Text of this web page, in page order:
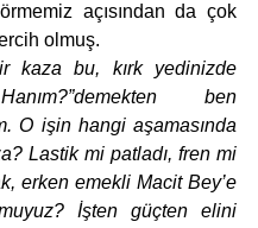
açısından da çok
olmuş.
ben
O işin hangi aşamasında
Lastik mi patladı, fren mi
erken emekli Macit Bey’e
İşten güçten elini